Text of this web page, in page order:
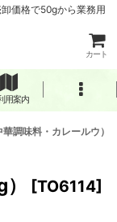
価格で50gから業務用
カート
用案内
調味料・カレールウ）
[TO6114]